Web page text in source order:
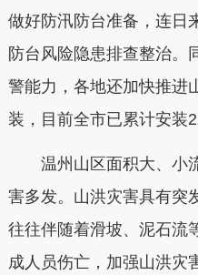
做好防汛防台准备，连日
防台风险隐患排查整治。
警能力，各地还加快推进
装，目前全市已累计安装
温州山区面积大、小
害多发。山洪灾害具有突
往往伴随着滑坡、泥石流
成人员伤亡，加强山洪灾